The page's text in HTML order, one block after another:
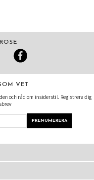
VET
och råd om insiderstil. Registrera dig